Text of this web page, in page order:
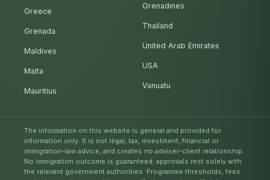
Greece
Grenada
Maldives
Malta
Mauritius
Grenadines
Thailand
United Arab Emirates
USA
Vanuatu
The information on this website is general and provided for
information only. It is not legal, tax, investment, financial or
immigration-law advice, and creates no adviser-client relationship.
No immigration outcome is guaranteed; approvals rest solely with
the relevant government authorities. Programme thresholds, fees